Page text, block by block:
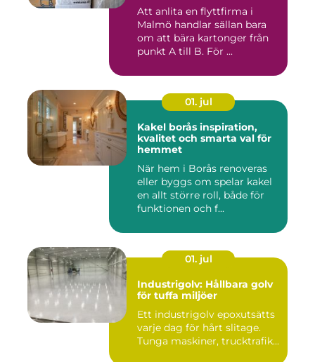
Att anlita en flyttfirma i
Malmö handlar sällan bara
om att bära kartonger från
punkt A till B. För ...
01. jul
Kakel borås inspiration,
kvalitet och smarta val för
hemmet
När hem i Borås renoveras
eller byggs om spelar kakel
en allt större roll, både för
funktionen och f...
01. jul
Industrigolv: Hållbara golv
för tuffa miljöer
Ett industrigolv epoxutsätts
varje dag för hårt slitage.
Tunga maskiner, trucktrafik...